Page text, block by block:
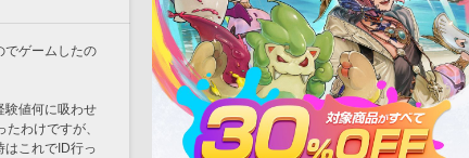
でゲームしたの
験値何に吸わせ
わけですが、
はこれでID行っ